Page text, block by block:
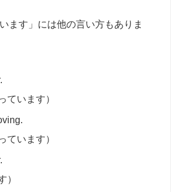
ます」には他の言い方もありま
ています）
ています）
）